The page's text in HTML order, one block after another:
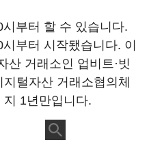
부터 할 수 있습니다.
부터 시작됐습니다. 이
산 거래소인 업비트·빗
지털자산 거래소협의체
지 1년만입니다.